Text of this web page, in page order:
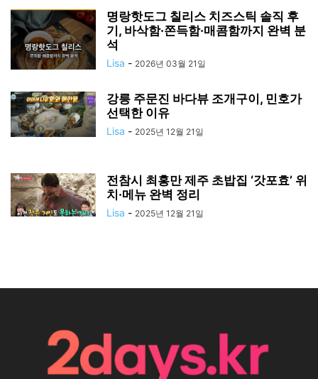
명랑핫도그 칠리스 치즈스틱 솔직 후
기, 바삭함·쫀득함·매콤함까지 완벽 분
석
Lisa - 2026년 03월 21일
강릉 주문진 바다뷰 조개구이, 민호가
선택한 이유
Lisa - 2025년 12월 21일
전참시 최홍만 제주 초밥집 ‘갓포효’ 위
치·메뉴 완벽 정리
Lisa - 2025년 12월 21일